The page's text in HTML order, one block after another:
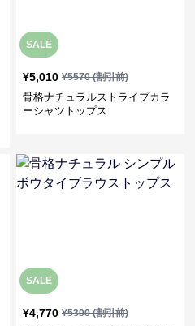
SALE
¥5,010 ¥5570(割引前)
骨格ナチュラルストライプカラ
ーシャツトップス
SALE
¥4,770 ¥5300(割引前)